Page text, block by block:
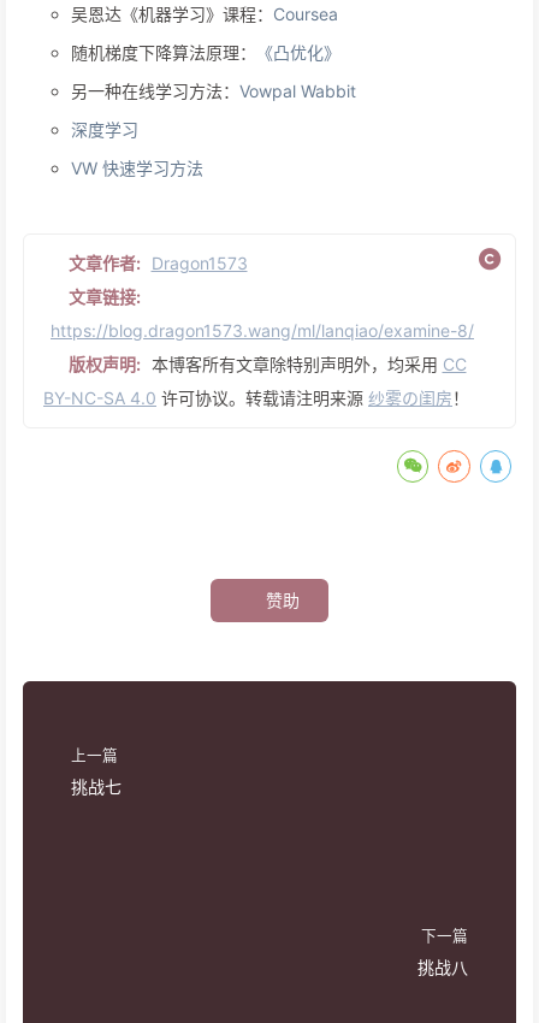
吴恩达《机器学习》课程： Coursea
随机梯度下降算法原理：
《凸优化》
另一种在线学习方法： Vowpal Wabbit
深度学习
VW 快速学习方法
文章作者:
Dragon1573
文章链接:
https://blog.dragon1573.wang/ml/lanqiao/examine-8/
版权声明: 本博客所有文章除特别声明外，均采用 CC
BY-NC-SA 4.0 许可协议。转载请注明来源 纱雾の闺房！
赞助
上一篇
挑战七
下一篇
挑战八